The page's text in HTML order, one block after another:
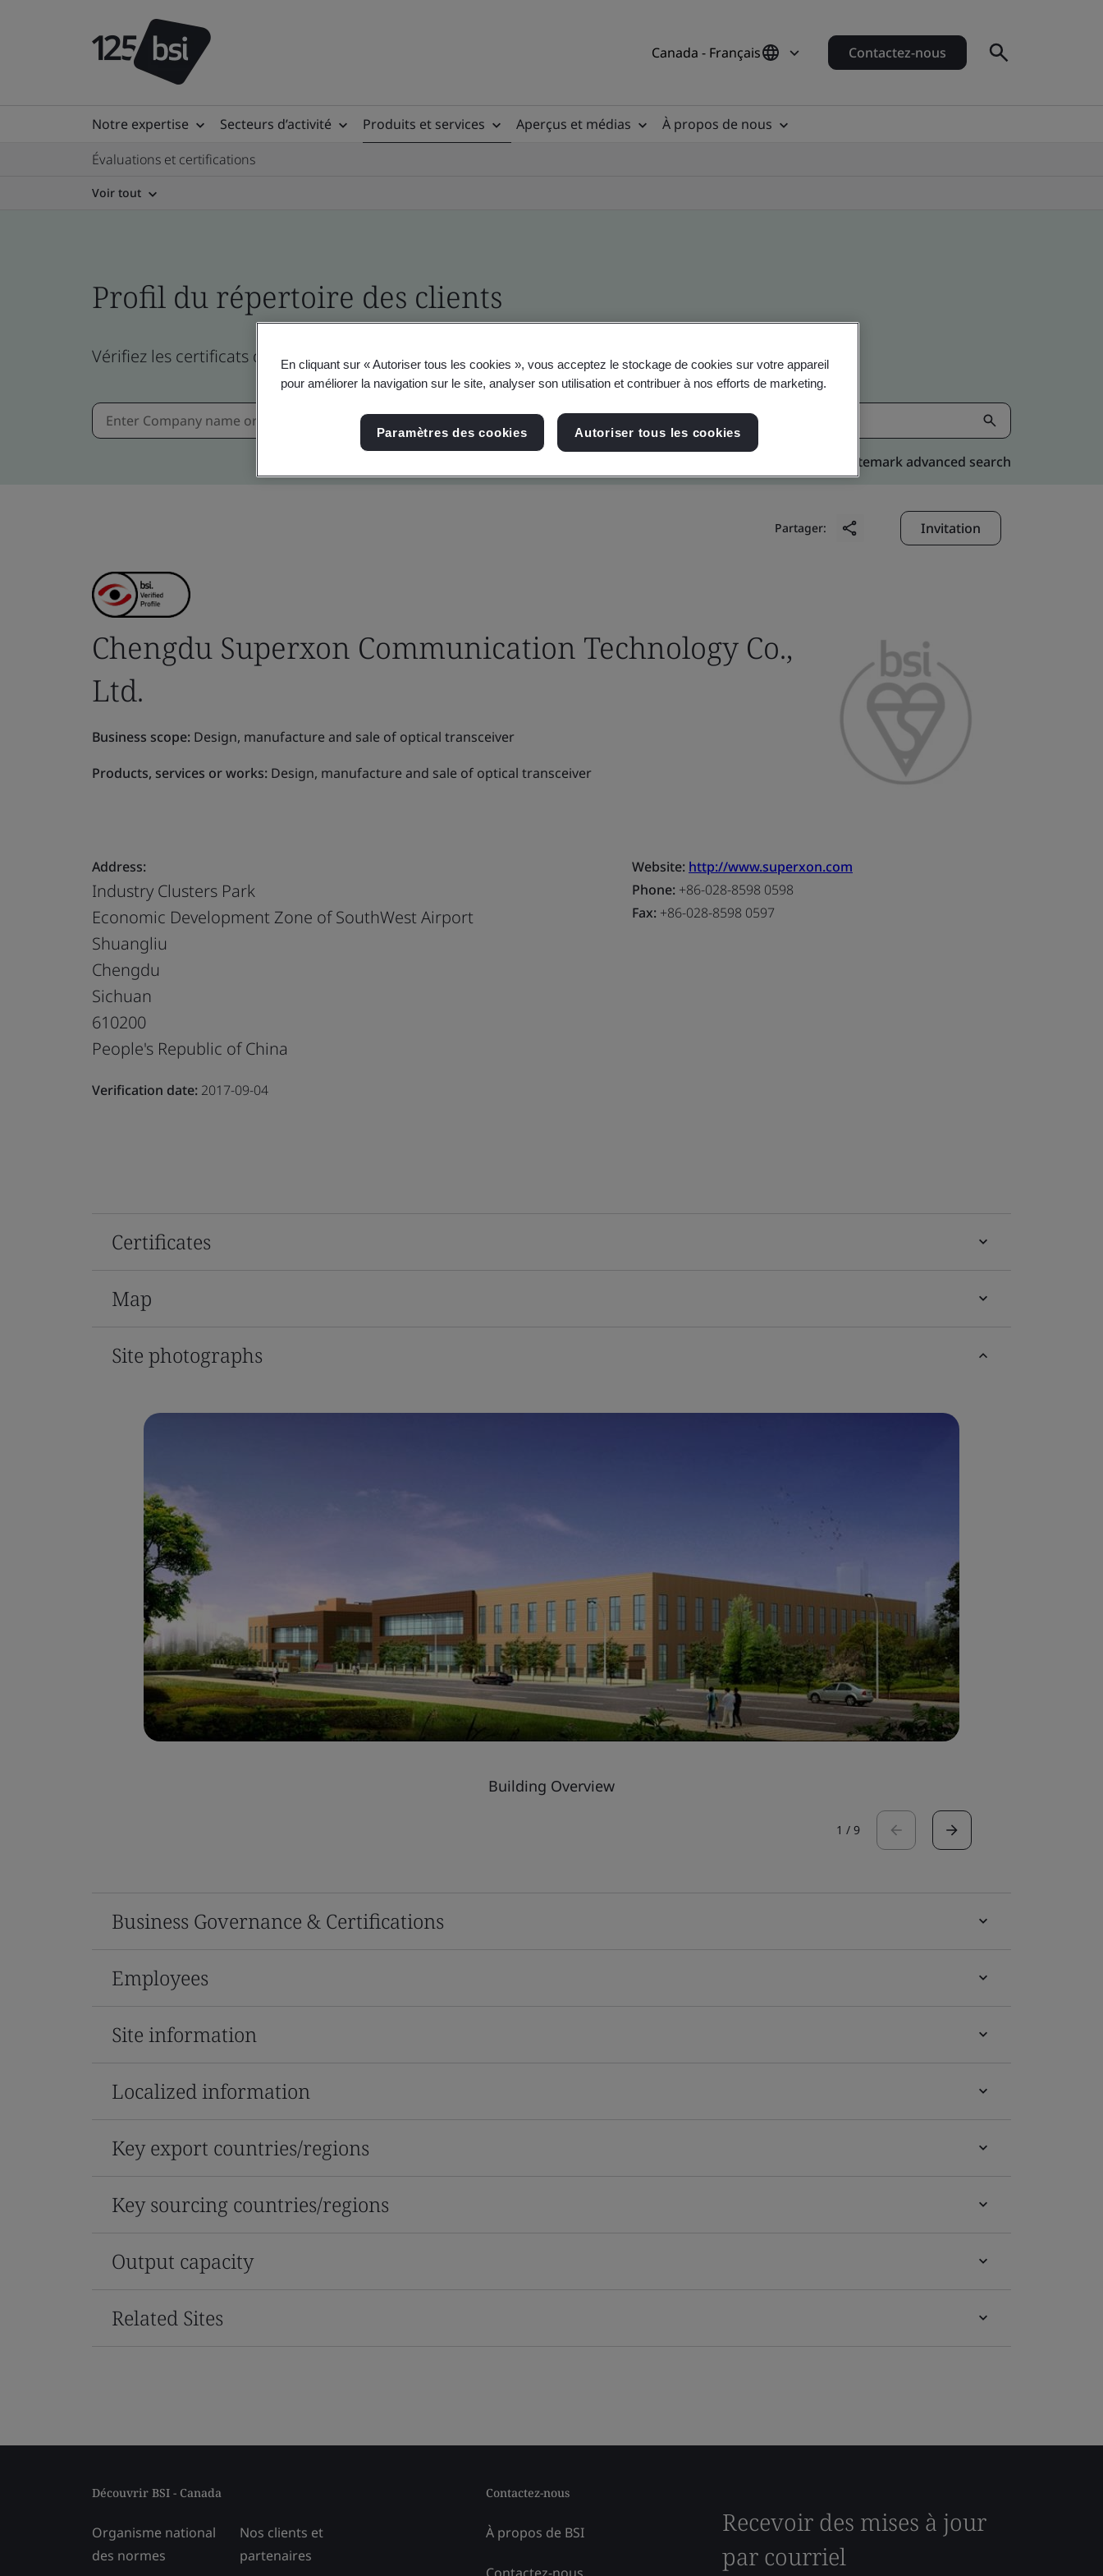
Canada - Français Contactez-nous
Notre expertise Secteurs d’activité Produits et services Aperçus et médias
À propos de nous
Évaluations et certifications
Voir tout
Profil du répertoire des clients
Vérifiez les certificats de l’entreprise, du site et du produit
Kitemark advanced search
Partager: Invitation
Chengdu Superxon Communication Technology Co.,
Ltd.
Business scope: Design, manufacture and sale of optical transceiver
Products, services or works: Design, manufacture and sale of optical transceiver
Address:
Industry Clusters Park
Economic Development Zone of SouthWest Airport
Shuangliu
Chengdu
Sichuan
610200
People's Republic of China
Verification date: 2017-09-04
Website: http://www.superxon.com
Phone: +86-028-8598 0598
Fax: +86-028-8598 0597
Certificates
Map
Site photographs
Building Overview
1 / 9
Business Governance & Certifications
Employees
Site information
Localized information
Key export countries/regions
Key sourcing countries/regions
Output capacity
Related Sites
Découvrir BSI - Canada
Organisme national
des normes
Nos clients et
partenaires
Contactez-nous
À propos de BSI
Recevoir des mises à jour
par courriel
En cliquant sur « Autoriser tous les cookies », vous acceptez le stockage de cookies sur votre appareil
pour améliorer la navigation sur le site, analyser son utilisation et contribuer à nos efforts de marketing.
Paramètres des cookies Autoriser tous les cookies